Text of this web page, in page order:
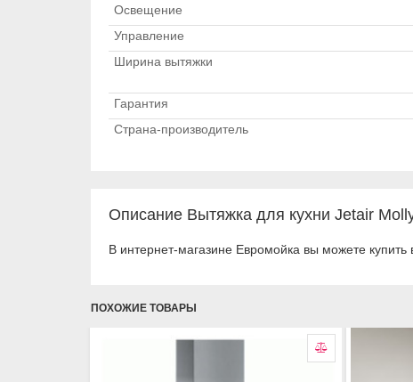
Освещение
Управление
Ширина вытяжки
Гарантия
Страна-производитель
Описание Вытяжка для кухни Jetair
В интернет-магазине Евромойка вы можете
ПОХОЖИЕ ТОВАРЫ